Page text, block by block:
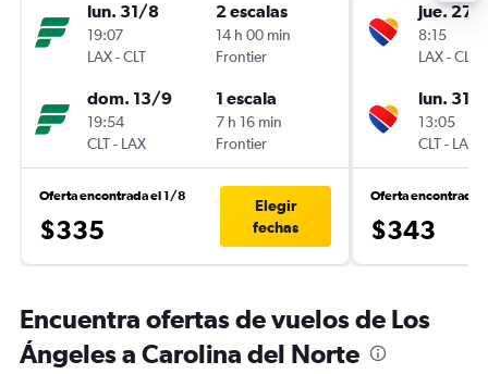
lun. 31/8
19:07
LAX-CLT
2 escalas
14 h 00 min
Frontier
dom. 13/9
19:54
CLT- LAX
1 escala
7 h 16 min
Frontier
Oferta encontrada el 1/8
$335
Elegir
fechas
jue. 27/
8:15
LAX-CLT
lun. 31/
13:05
CLT- LAX
Oferta encontrada
$343
Encuentra ofertas de vuelos de Los
Ángeles a Carolina del Norte